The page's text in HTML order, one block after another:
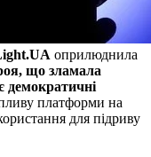
оприлюднила
що зламала
демократичні
платформи на
для підриву